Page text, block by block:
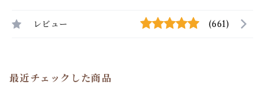
レビュー (661)
最近チェックした商品